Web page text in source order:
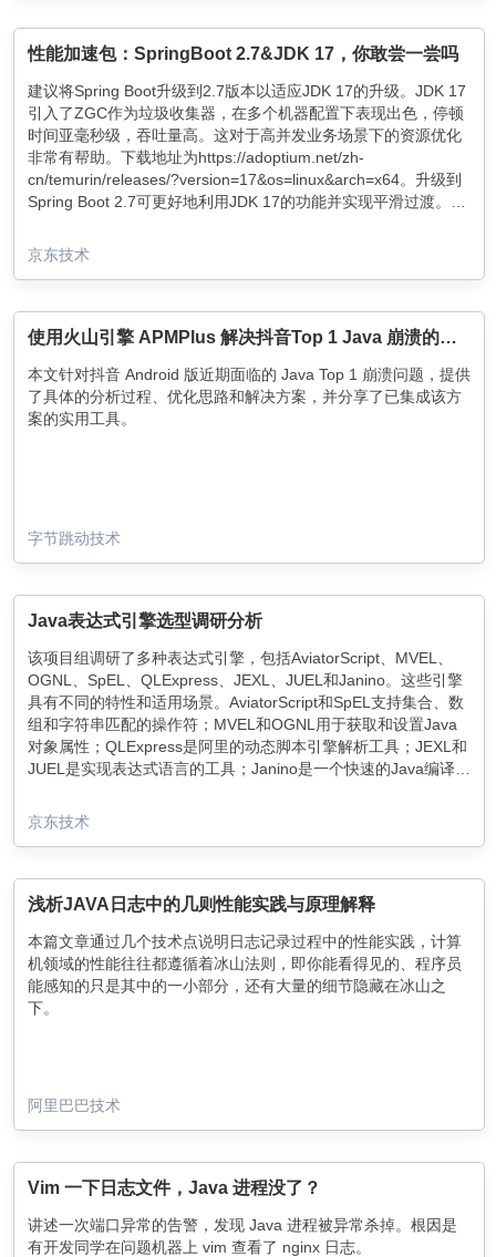
性能加速包：SpringBoot 2.7&JDK 17，你敢尝一尝吗
建议将Spring Boot升级到2.7版本以适应JDK 17的升级。JDK 17
引入了ZGC作为垃圾收集器，在多个机器配置下表现出色，停顿
时间亚毫秒级，吞吐量高。这对于高并发业务场景下的资源优化
非常有帮助。下载地址为https://adoptium.net/zh-
cn/temurin/releases/?version=17&os=linux&arch=x64 。升级到
Spring Boot 2.7可更好地利用JDK 17的功能并实现平滑过渡。动
INF/spring/
京东技术
使用火山引擎 APMPlus 解决抖音Top 1 Java 崩溃的通用优化方案
本文针对抖音 Android 版近期面临的 Java Top 1 崩溃问题，提供
了具体的分析过程、优化思路和解决方案，并分享了已集成该方
案的实用工具。
字节跳动技术
Java表达式引擎选型调研分析
该项目组调研了多种表达式引擎，包括AviatorScript、MVEL、
OGNL、SpEL、QLExpress、JEXL、JUEL和Janino。这些引擎
具有不同的特性和适用场景。AviatorScript和SpEL支持集合、数
组和字符串匹配的操作符；MVEL和OGNL用于获取和设置Java
对象属性；QLExpress是阿里的动态脚本引擎解析工具；JEXL和
JUEL是实现表达式语言的工具；Janino是一个快速的Java编译器
应能力。
京东技术
浅析JAVA日志中的几则性能实践与原理解释
本篇文章通过几个技术点说明日志记录过程中的性能实践，计算
机领域的性能往往都遵循着冰山法则，即你能看得见的、程序员
能感知的只是其中的一小部分，还有大量的细节隐藏在冰山之
下。
阿里巴巴技术
Vim 一下日志文件，Java 进程没了？
讲述一次端口异常的告警，发现 Java 进程被异常杀掉。根因是
有开发同学在问题机器上 vim 查看了 nginx 日志。